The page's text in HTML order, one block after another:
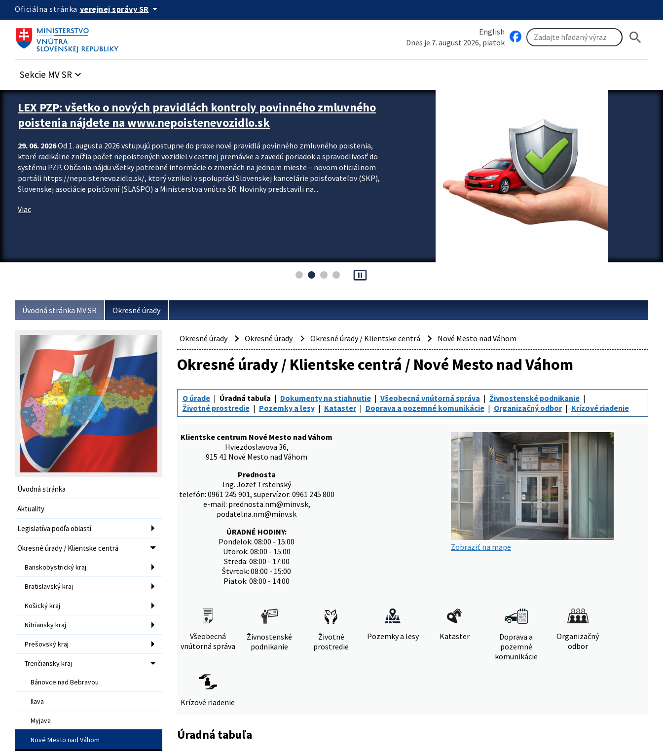
Preskocit na hlavný obsah
Oficiálna stránka verejnej správy SR arrow_drop_down
English
Dnes je 7. august 2026, piatok
search
Sekcie MV SR keyboard_arrow_down
Zastavit automatický posun upútavok
LEX PZP: všetko o nových pravidlách kontroly povinného zmluvného
poistenia nájdete na www.nepoistenevozidlo.sk
29. 06. 2026Od 1. augusta 2026 vstupujú postupne do praxe nové pravidlá povinného zmluvného poistenia,
ktoré radikálne znížia počet nepoistených vozidiel v cestnej premávke a zavedú poriadok a spravodlivosť do
systému PZP. Občania nájdu všetky potrebné informácie o zmenách na jednom mieste – novom oficiálnom
portáli https://nepoistenevozidlo.sk/, ktorý vznikol v spolupráci Slovenskej kancelárie poisťovateľov (SKP),
Slovenskej asociácie poisťovní (SLASPO) a Ministerstva vnútra SR. Novinky predstavili na...
Viac
pause_presentation
Úvodná stránka MV SR Okresné úrady
Úvodná stránka
Aktuality
Legislatíva podľa oblastí
Okresné úrady / Klientske centrá
Banskobystrický kraj
Bratislavský kraj
Košický kraj
Nitriansky kraj
Prešovský kraj
Trenčiansky kraj
Bánovce nad Bebravou
Ilava
Myjava
Nové Mesto nad Váhom
Okresné úrady Okresné úrady Okresné úrady / Klientske centrá Nové Mesto nad Váhom
Okresné úrady / Klientske centrá / Nové Mesto nad Váhom
O úrade Úradná tabuľa Dokumenty na stiahnutie Všeobecná vnútorná správa
Živnostenské podnikanie
Životné prostredie
Pozemky a lesy Kataster Doprava a pozemné komunikácie Organizačný odbor Krízové riadenie
Klientske centrum Nové Mesto nad Váhom
Hviezdoslavova 36,
915 41 Nové Mesto nad Váhom
Prednosta
Ing. Jozef Trstenský
telefón: 0961 245 901, supervízor: 0961 245 800
e-mail: prednosta.nm@minv.sk,
podatelna.nm@minv.sk
ÚRADNÉ HODINY:
Pondelok: 08:00 - 15:00
Utorok: 08:00 - 15:00
Streda: 08:00 - 17:00
Štvrtok: 08:00 - 15:00
Piatok: 08:00 - 14:00
Zobraziť na mape
Všeobecná
vnútorná správa
Živnostenské
podnikanie
Životné
prostredie
Pozemky a lesy Kataster
Doprava a
pozemné
komunikácie
Organizačný
odbor
Krízové riadenie
Úradná tabuľa